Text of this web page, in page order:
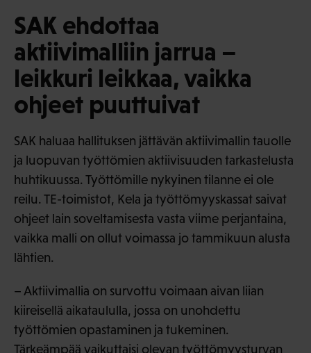
SAK ehdottaa
aktiivimalliin jarrua –
leikkuri leikkaa, vaikka
ohjeet puuttuivat
SAK haluaa hallituksen jättävän aktiivimallin tauolle
ja luopuvan työttömien aktiivisuuden tarkastelusta
huhtikuussa. Työttömille nykyinen tilanne ei ole
reilu. TE-toimistot, Kela ja työttömyyskassat saivat
ohjeet lain soveltamisesta vasta viime perjantaina,
vaikka malli on ollut voimassa jo tammikuun alusta
lähtien.
– Aktiivimallia on survottu voimaan aivan liian
kiireisellä aikataululla, jossa on unohdettu
työttömien opastaminen ja tukeminen.
Tärkeämpää vaikuttaisi olevan työttömyysturvan